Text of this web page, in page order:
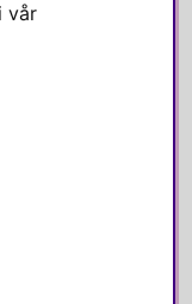
för att hjälpa dig
vår